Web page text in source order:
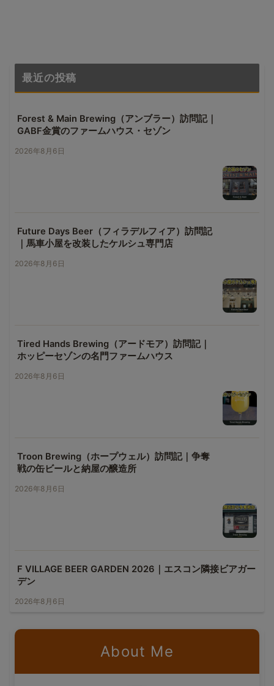
最近の投稿
Forest & Main Brewing（アンブラー）訪問記｜
GABF金賞のファームハウス・セゾン
2026年8月6日
Future Days Beer（フィラデルフィア）訪問記
｜馬車小屋を改装したケルシュ専門店
2026年8月6日
Tired Hands Brewing（アードモア）訪問記｜
ホッピーセゾンの名門ファームハウス
2026年8月6日
Troon Brewing（ホープウェル）訪問記｜争奪
戦の缶ビールと納屋の醸造所
2026年8月6日
F VILLAGE BEER GARDEN 2026｜エスコン隣接ビアガー
デン
2026年8月6日
About Me